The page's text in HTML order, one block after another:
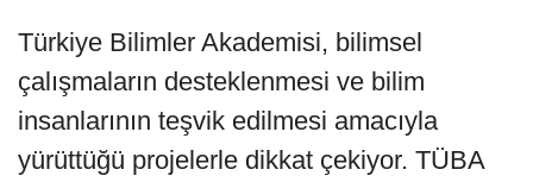
Türkiye Bilimler Akademisi, bilimsel
çalışmaların desteklenmesi ve bilim
insanlarının teşvik edilmesi amacıyla
yürüttüğü projelerle dikkat çekiyor. TÜBA